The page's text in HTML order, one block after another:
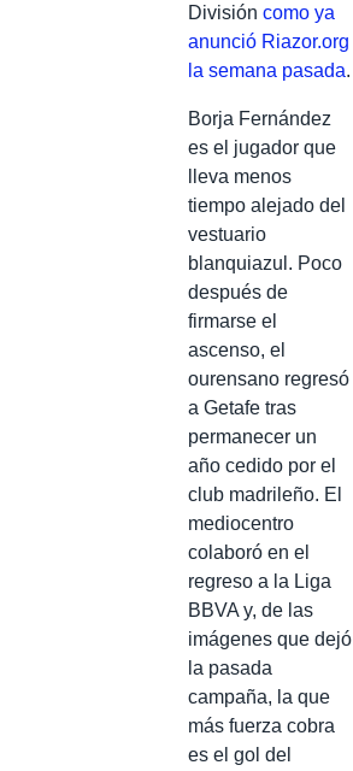
División como ya
anunció Riazor.org
la semana pasada.
Borja Fernández
es el jugador que
lleva menos
tiempo alejado del
vestuario
blanquiazul. Poco
después de
firmarse el
ascenso, el
ourensano regresó
a Getafe tras
permanecer un
año cedido por el
club madrileño. El
mediocentro
colaboró en el
regreso a la Liga
BBVA y, de las
imágenes que dejó
la pasada
campaña, la que
más fuerza cobra
es el gol del